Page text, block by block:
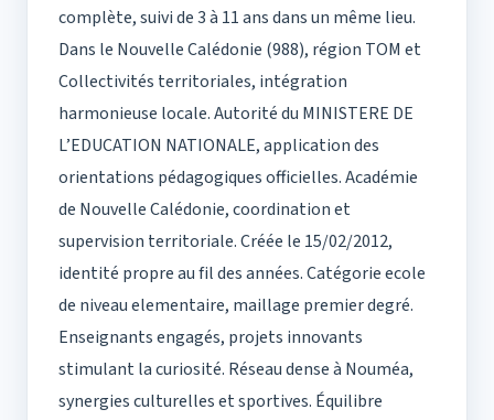
complète, suivi de 3 à 11 ans dans un même lieu.
Dans le Nouvelle Calédonie (988), région TOM et
Collectivités territoriales, intégration
harmonieuse locale. Autorité du MINISTERE DE
L’EDUCATION NATIONALE, application des
orientations pédagogiques officielles. Académie
de Nouvelle Calédonie, coordination et
supervision territoriale. Créée le 15/02/2012,
identité propre au fil des années. Catégorie ecole
de niveau elementaire, maillage premier degré.
Enseignants engagés, projets innovants
stimulant la curiosité. Réseau dense à Nouméa,
synergies culturelles et sportives. Équilibre